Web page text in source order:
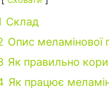
Склад
Опис меламінової
Як правильно
Як працює